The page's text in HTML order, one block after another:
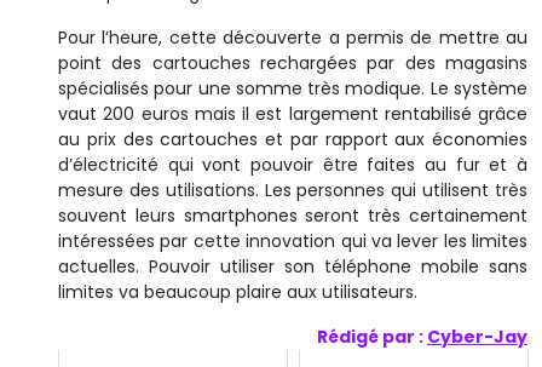
Pour l’heure, cette découverte a permis de mettre au
point des cartouches rechargées par des magasins
spécialisés pour une somme très modique. Le système
vaut 200 euros mais il est largement rentabilisé grâce
au prix des cartouches et par rapport aux économies
d’électricité qui vont pouvoir être faites au fur et à
mesure des utilisations. Les personnes qui utilisent très
souvent leurs smartphones seront très certainement
intéressées par cette innovation qui va lever les limites
actuelles. Pouvoir utiliser son téléphone mobile sans
limites va beaucoup plaire aux utilisateurs.
Rédigé par : Cyber-Jay